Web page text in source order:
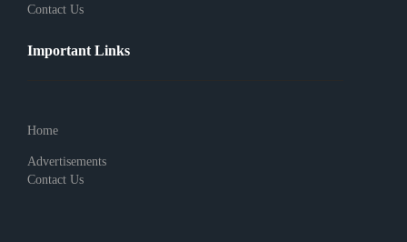
Contact Us
Important Links
Home
Advertisements
Contact Us